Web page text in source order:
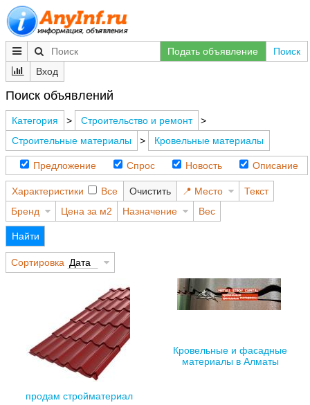
Подать объявление
Поиск
Вход
Поиск объявлений
Категория > Строительство и ремонт
>
Строительные материалы
> Кровельные материалы
Предложение Спрос Новость Описание
Характеристики Все Очистить Место
Текст
Бренд
Цена за м2 Назначение Вес
Найти
Сортировка Дата
продам стройматериал
Кровельные и фасадные
материалы в Алматы